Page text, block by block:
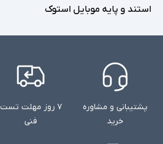
استند و پایه موبایل استوک
پشتیبانی و مشاوره
خرید
۷ روز مهلت تست
فنی